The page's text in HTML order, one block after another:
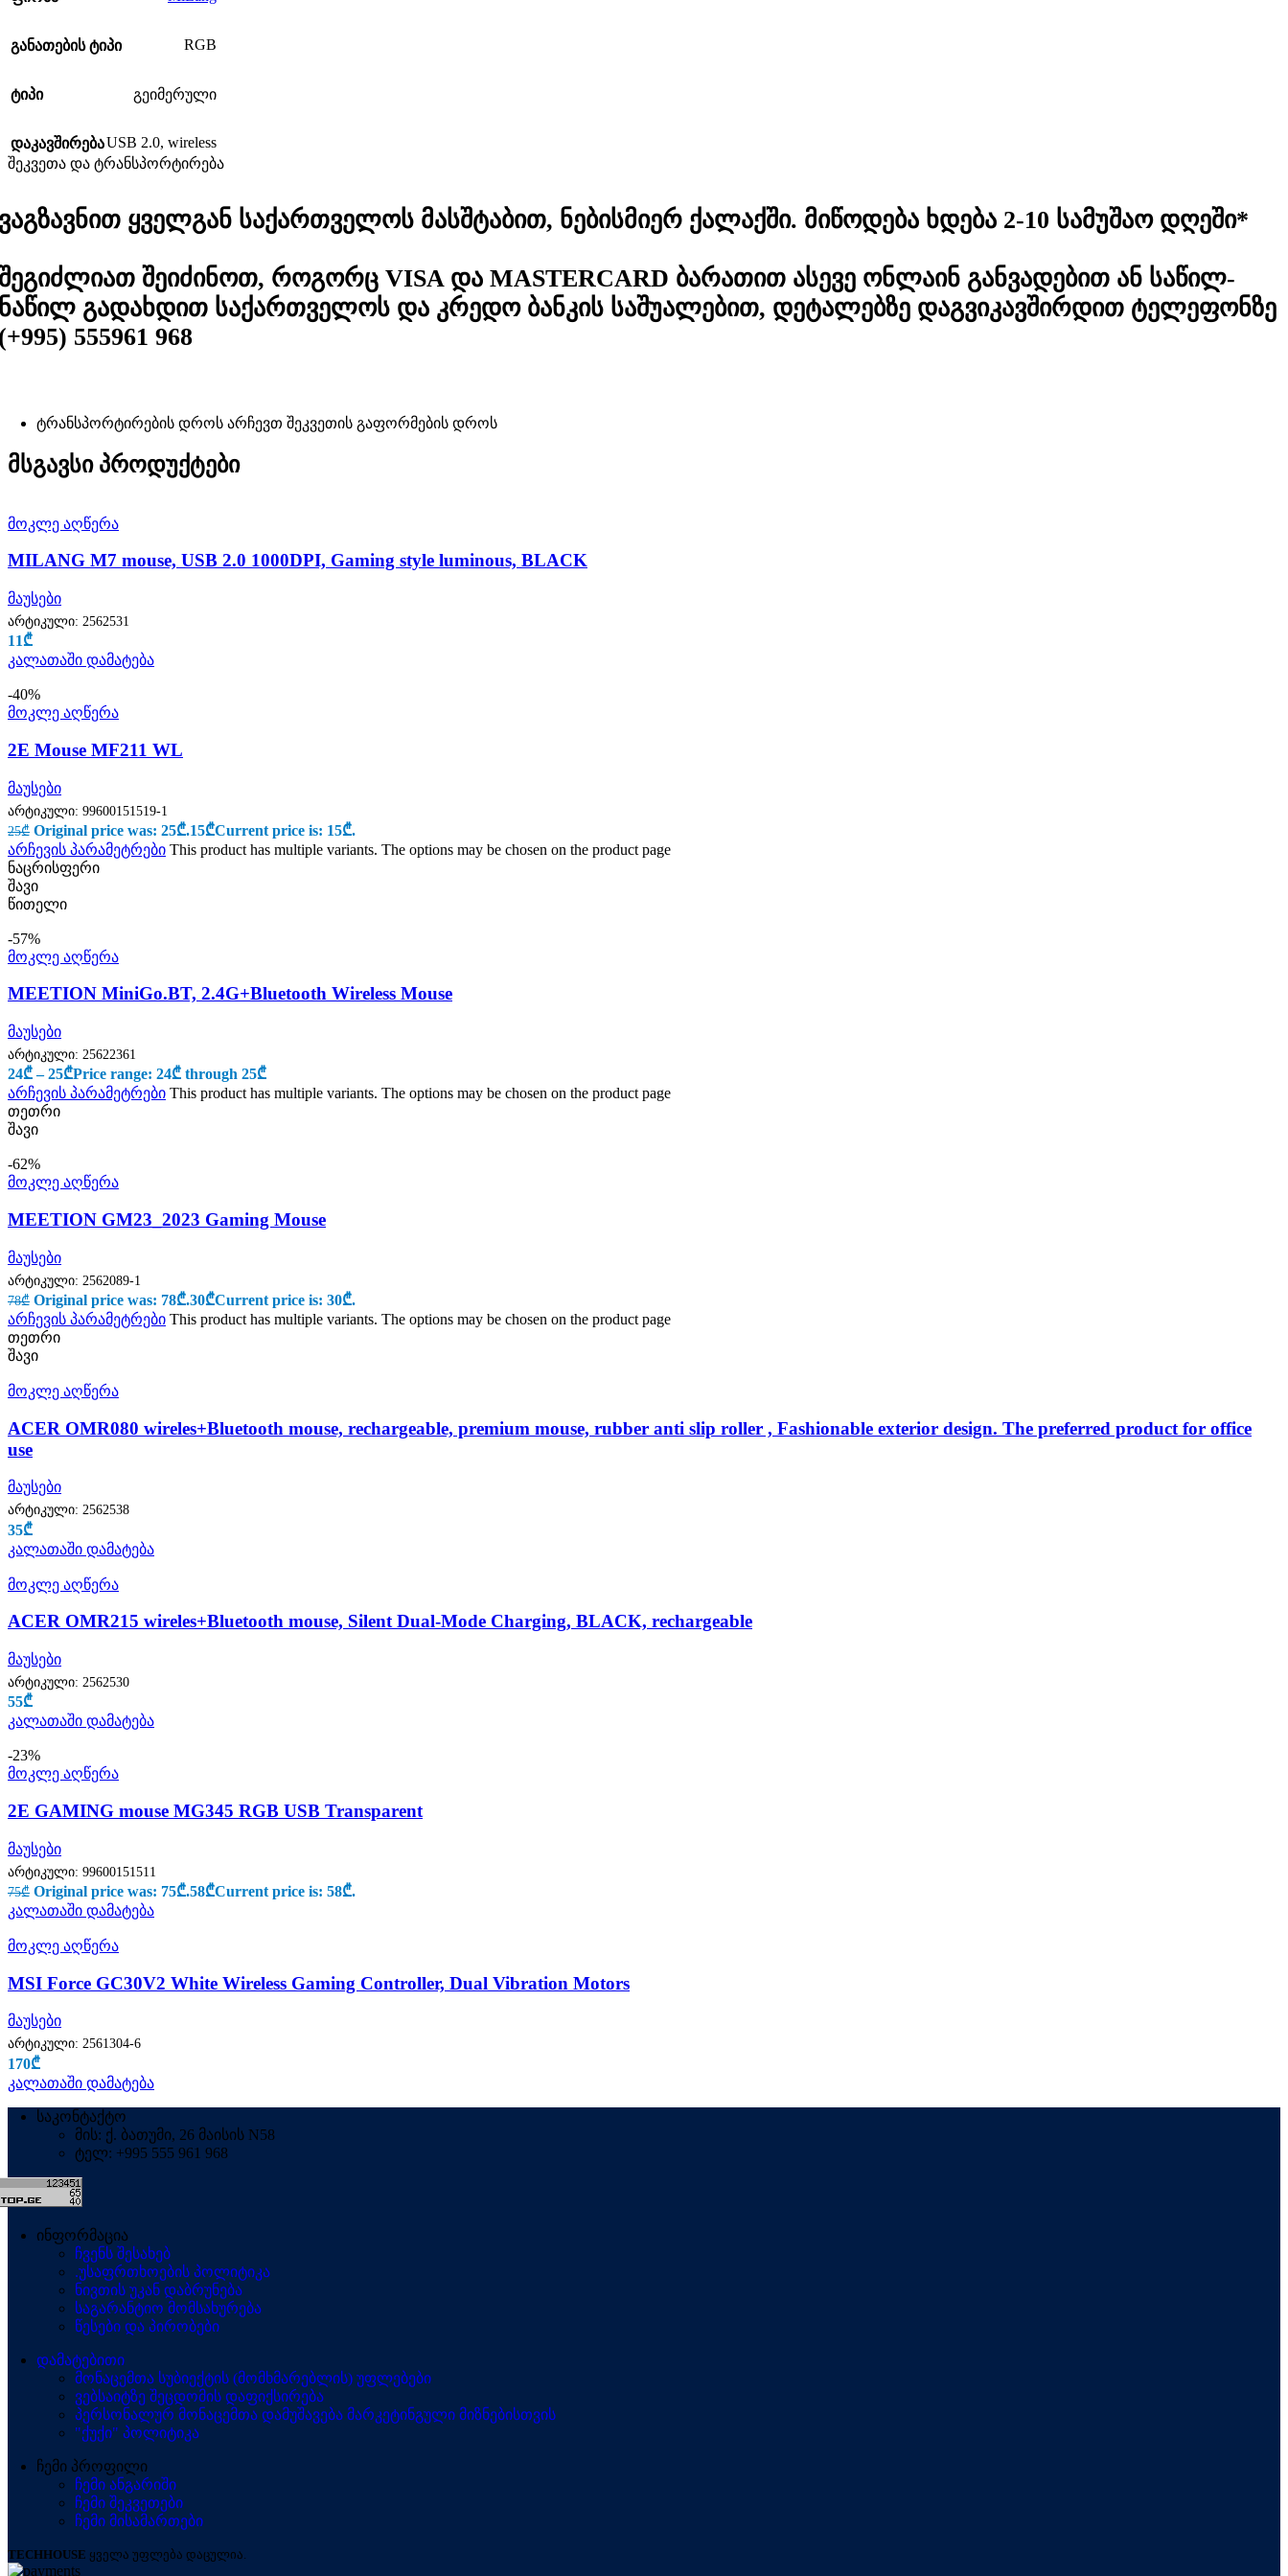
განათების ტიპი RGB
ტიპი გეიმერული
დაკავშირებაUSB 2.0, wireless
შეკვეთა და ტრანსპორტირება
ყველგან საქართველოს მასშტაბით, ნებისმიერ ქალაქში. მიწოდება ხდება 2-10 სამუშაო დღეში*
შეიძინოთ, როგორც VISA და MASTERCARD ბარათით ასევე ონლაინ განვადებით ან საწილ-
გადახდით საქართველოს და კრედო ბანკის საშუალებით, დეტალებზე დაგვიკავშირდით ტელეფონზე
555961 968
ტრანსპორტირების დროს არჩევთ შეკვეთის გაფორმების დროს
მსგავსი პროდუქტები
მოკლე აღწერა
MILANG M7 mouse, USB 2.0 1000DPI, Gaming style luminous, BLACK
მაუსები
არტიკული: 2562531
11₾
კალათაში დამატება
-40%
მოკლე აღწერა
2E Mouse MF211 WL
მაუსები
არტიკული: 99600151519-1
25₾ Original price was: 25₾.15₾Current price is: 15₾.
არჩევის პარამეტრები This product has multiple variants. The options may be chosen on the product page
ნაცრისფერი
შავი
წითელი
-57%
მოკლე აღწერა
MEETION MiniGo.BT, 2.4G+Bluetooth Wireless Mouse
მაუსები
არტიკული: 25622361
24₾ – 25₾Price range: 24₾ through 25₾
არჩევის პარამეტრები This product has multiple variants. The options may be chosen on the product page
თეთრი
შავი
-62%
მოკლე აღწერა
MEETION GM23_2023 Gaming Mouse
მაუსები
არტიკული: 2562089-1
78₾ Original price was: 78₾.30₾Current price is: 30₾.
არჩევის პარამეტრები This product has multiple variants. The options may be chosen on the product page
თეთრი
შავი
მოკლე აღწერა
ACER OMR080 wireles+Bluetooth mouse, rechargeable, premium mouse, rubber anti slip roller , Fashionable exterior design. The preferred product for office
use
მაუსები
არტიკული: 2562538
35₾
კალათაში დამატება
მოკლე აღწერა
ACER OMR215 wireles+Bluetooth mouse, Silent Dual-Mode Charging, BLACK, rechargeable
მაუსები
არტიკული: 2562530
55₾
კალათაში დამატება
-23%
მოკლე აღწერა
2E GAMING mouse MG345 RGB USB Transparent
მაუსები
არტიკული: 99600151511
75₾ Original price was: 75₾.58₾Current price is: 58₾.
კალათაში დამატება
მოკლე აღწერა
MSI Force GC30V2 White Wireless Gaming Controller, Dual Vibration Motors
მაუსები
არტიკული: 2561304-6
170₾
კალათაში დამატება
საკონტაქტო
მის: ქ. ბათუმი, 26 მაისის N58
ტელ: +995 555 961 968
ინფორმაცია
ჩვენს შესახებ
.უსაფრთხოების პოლიტიკა
ნივთის უკან დაბრუნება
საგარანტიო მომსახურება
წესები და პირობები
დამატებითი
მონაცემთა სუბიექტის (მომხმარებლის) უფლებები
ვებსაიტზე შეცდომის დაფიქსირება
პერსონალურ მონაცემთა დამუშავება მარკეტინგული მიზნებისთვის
"ქუქი" პოლიტიკა
ჩემი პროფილი
ჩემი ანგარიში
ჩემი შეკვეთები
ჩემი მისამართები
TECHHOUSE ყველა უფლება დაცულია.